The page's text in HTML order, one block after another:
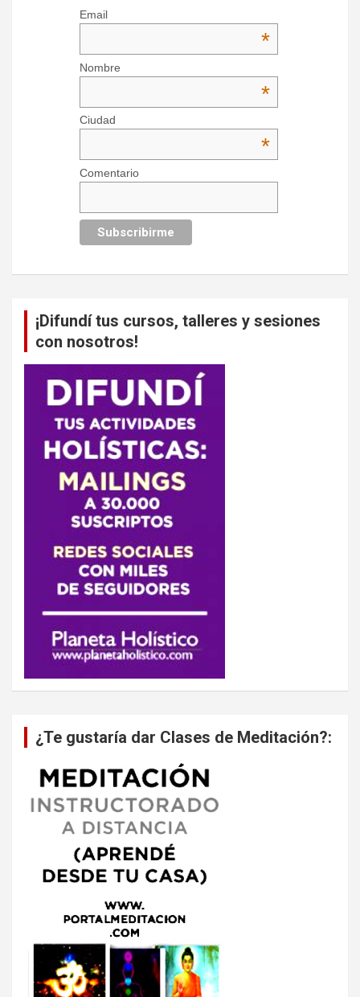
Email
*
Nombre
*
Ciudad
*
Comentario
¡Difundí tus cursos, talleres y sesiones
con nosotros!
¿Te gustaría dar Clases de Meditación?: